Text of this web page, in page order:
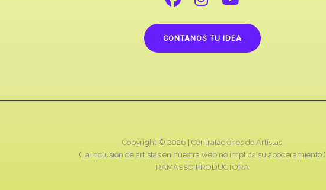
CONTANOS TU IDEA
Copyright © 2026 | Contrataciones de Artistas
(La inclusión de artistas en nuestra web no implica su apoderamiento.)
RAMASSO PRODUCTORA